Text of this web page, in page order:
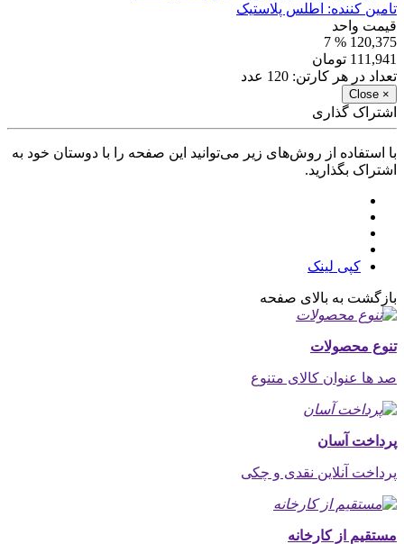
تامین کننده: اطلس پلاستیک
قیمت واحد
120,375
% 7
111,941 تومان
تعداد در هر کارتن: 120 عدد
×
Close
اشتراک گذاری
با استفاده از روش‌های زیر می‌توانید این صفحه را با دوستان خود به
اشتراک بگذارید.
کپی لینک
بازگشت به بالای صفحه
تنوع محصولات
صد ها عنوان کالای متنوع
پرداخت آسان
پرداخت آنلاین نقدی و چکی
مستقیم از کارخانه